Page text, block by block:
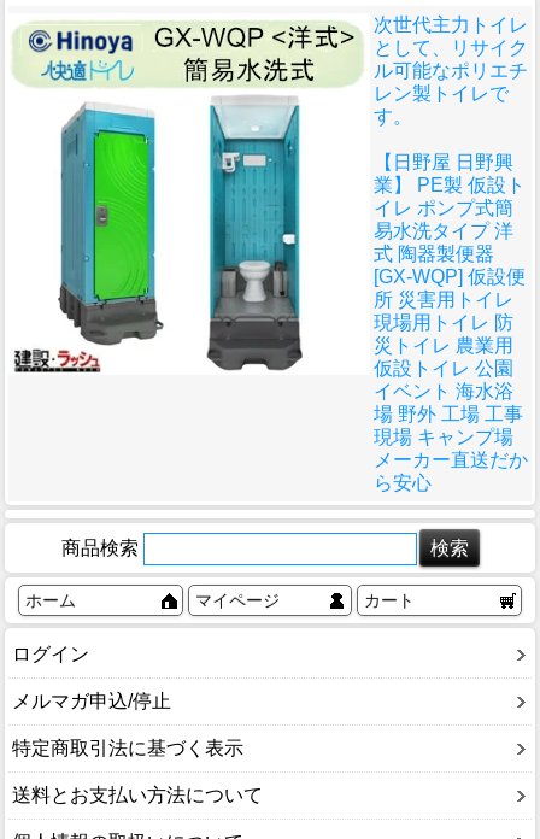
次世代主力トイレ
として、リサイク
ル可能なポリエチ
レン製トイレで
す。
【日野屋 日野興
業】 PE製 仮設ト
イレ ポンプ式簡
易水洗タイプ 洋
式 陶器製便器
[GX-WQP] 仮設便
所 災害用トイレ
現場用トイレ 防
災トイレ 農業用
仮設トイレ 公園
イベント 海水浴
場 野外 工場 工事
現場 キャンプ場
メーカー直送だか
ら安心
商品検索
ホーム マイページ カート
ログイン
メルマガ申込/停止
特定商取引法に基づく表示
送料とお支払い方法について